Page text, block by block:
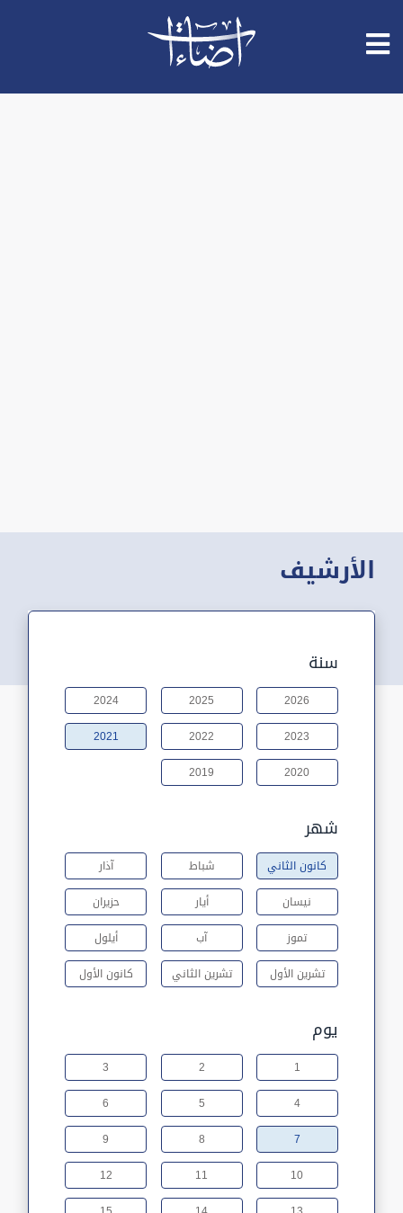
الأرشيف
سنة
2026
2025
2024
2023
2022
2021
2020
2019
شهر
كانون الثاني شباط
آذار
نيسان
أيار
حزيران
تموز
آب
أيلول
تشرين الأول
تشرين الثاني كانون الأول
يوم
1
2
3
4
5
6
7
8
9
10
11
12